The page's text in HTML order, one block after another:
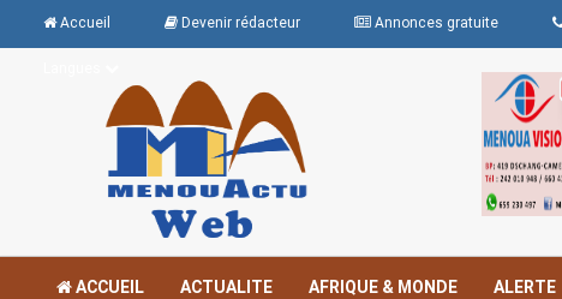
Accueil Devenir rédacteur Annonces gratuite
ACCUEIL ACTUALITE AFRIQUE & MONDE ALERTE